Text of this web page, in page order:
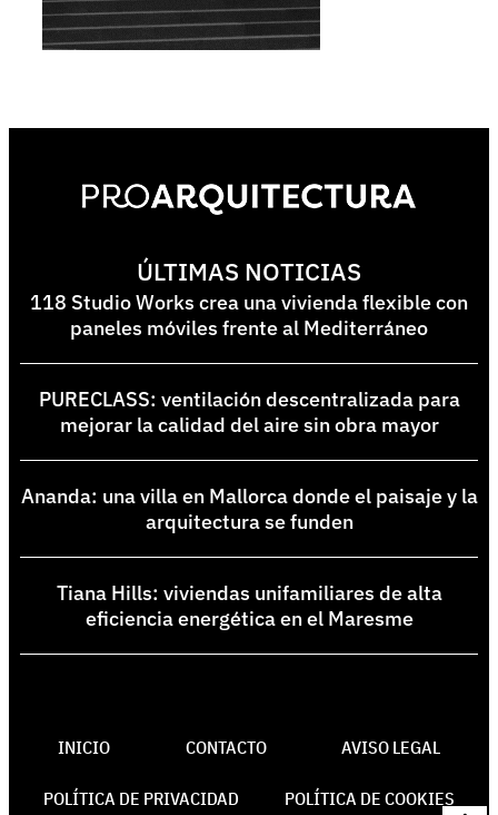
ÚLTIMAS NOTICIAS
118 Studio Works crea una vivienda flexible con
paneles móviles frente al Mediterráneo
PURECLASS: ventilación descentralizada para
mejorar la calidad del aire sin obra mayor
Ananda: una villa en Mallorca donde el paisaje y la
arquitectura se funden
Tiana Hills: viviendas unifamiliares de alta
eficiencia energética en el Maresme
INICIO CONTACTO AVISO LEGAL
POLÍTICA DE PRIVACIDAD POLÍTICA DE COOKIES